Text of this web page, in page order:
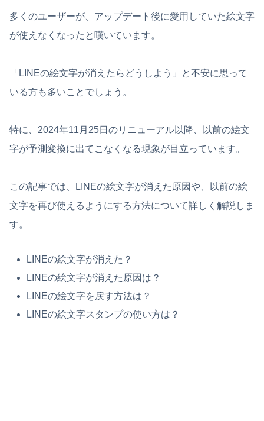
多くのユーザーが、アップデート後に愛用していた絵文字
が使えなくなったと嘆いています。
「LINEの絵文字が消えたらどうしよう」と不安に思って
いる方も多いことでしょう。
特に、2024年11月25日のリニューアル以降、以前の絵文
字が予測変換に出てこなくなる現象が目立っています。
この記事では、LINEの絵文字が消えた原因や、以前の絵
文字を再び使えるようにする方法について詳しく解説しま
す。
LINEの絵文字が消えた？
LINEの絵文字が消えた原因は？
LINEの絵文字を戻す方法は？
LINEの絵文字スタンプの使い方は？